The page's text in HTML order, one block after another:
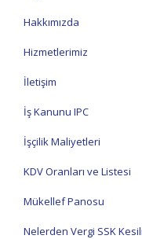
Hakkımızda
Hizmetlerimiz
İletişim
İş Kanunu IPC
İşçilik Maliyetleri
KDV Oranları ve Listesi
Mükellef Panosu
Nelerden Vergi SSK